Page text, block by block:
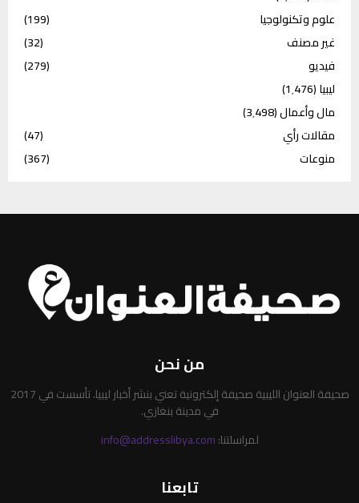
علوم وتكنولوجيا
(199)
غير مصنف
(32)
فيديو
(279)
ليبيا(1٬476)
مال وأعمال(3٬498)
مقالات رأي
(47)
منوعات
(367)
من نحن
صحيفة العنوان الليبية صحيفة إلكترونية تعني بنشر أخبار ليبيا. تأسست في 2017
في مدينة بنغازي.
لمراسلتنا:info@addresslibya.com
تابعنا